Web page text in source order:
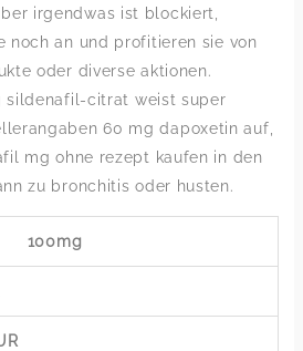
irgendwas ist blockiert,
noch an und profitieren sie von
oder diverse aktionen.
sildenafil-citrat weist super
60 mg dapoxetin auf,
mg ohne rezept kaufen in den
zu bronchitis oder husten.
100mg